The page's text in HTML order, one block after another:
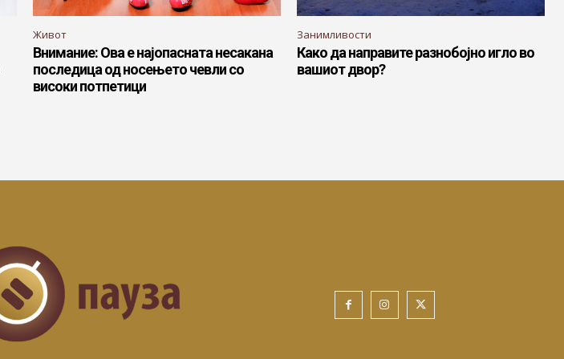
Живот
Внимание: Ова е најопасната несакана
последица од носењето чевли со
високи потпетици
Занимливости
Како да направите разнобојно игло во
вашиот двор?